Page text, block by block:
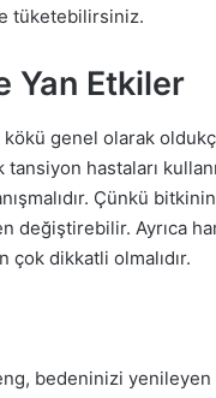
tüketebilirsiniz.
Yan Etkiler
genel olarak
tansiyon hastaları
Çünkü
değiştirebilir. Ayrıca
dikkatli olmalıdır.
bedeninizi